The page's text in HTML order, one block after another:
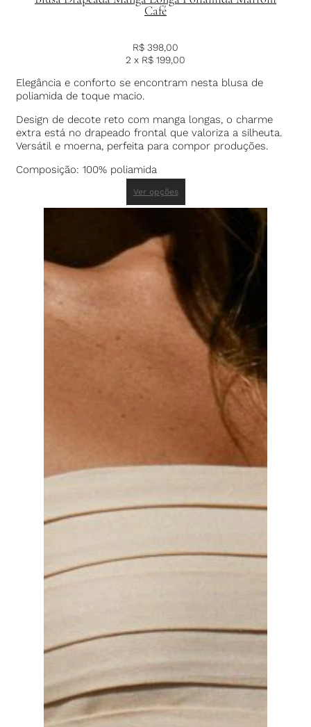
Café
R$ 398,00
2 x R$ 199,00
Elegância e conforto se encontram nesta blusa de
poliamida de toque macio.
Design de decote reto com manga longas, o charme
extra está no drapeado frontal que valoriza a silheuta.
Versátil e moerna, perfeita para compor produções.
Composição: 100% poliamida
Ver opções